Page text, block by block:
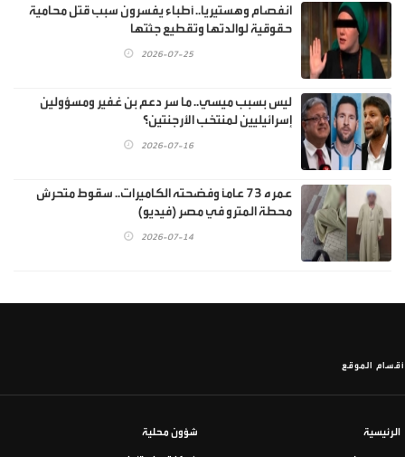
انفصام وهستيريا.. أطباء يفسرون سبب قتل محامية
حقوقية لوالدتها وتقطيع جثتها
2026-07-25
ليس بسبب ميسي.. ما سر دعم بن غفير ومسؤولين
إسرائيليين لمنتخب الأرجنتين؟
2026-07-16
عمره 73 عاماً وفضحته الكاميرات.. سقوط متحرش
محطة المترو في مصر (فيديو)
2026-07-14
أقسام الموقع
الرئيسية شؤون محلية